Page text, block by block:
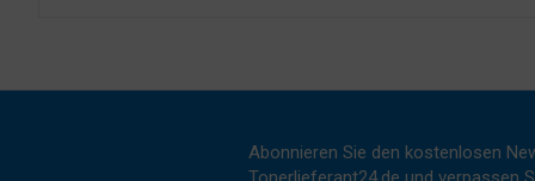
Abonnieren Sie den kostenlosen